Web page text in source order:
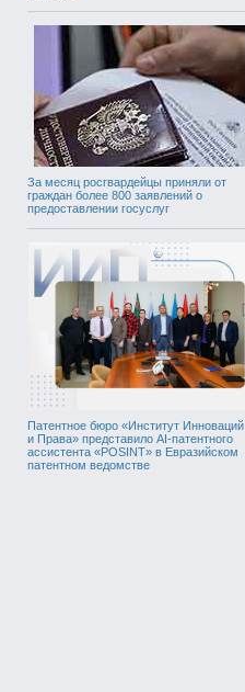
За месяц росгвардейцы приняли от
граждан более 800 заявлений о
предоставлении госуслуг
Патентное бюро «Институт Инноваций
и Права» представило AI-патентного
ассистента «POSINT» в Евразийском
патентном ведомстве